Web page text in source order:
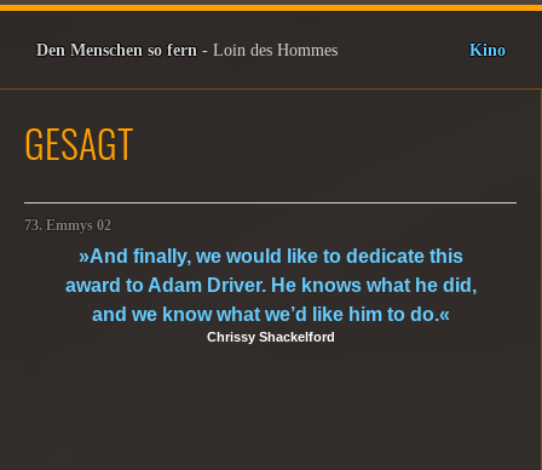
Den Menschen so fern - Loin des Hommes Kino
GESAGT
73. Emmys 02
»And finally, we would like to dedicate this
award to Adam Driver. He knows what he did,
and we know what we’d like him to do.«
Chrissy Shackelford